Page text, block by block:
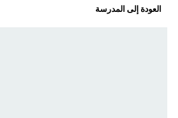
العودة إلى المدرسة